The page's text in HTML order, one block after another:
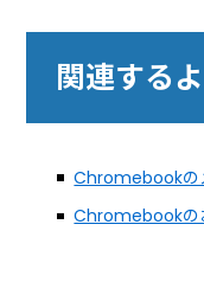
関連する
Chromebookの
Chromebookの